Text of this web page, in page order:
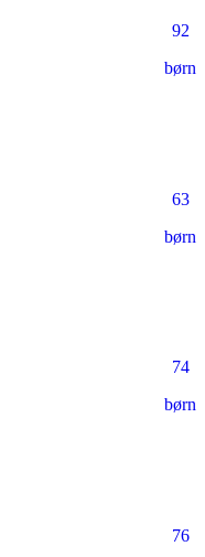
92
børn
63
børn
74
børn
76